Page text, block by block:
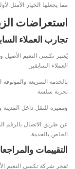
مما يجعلها الخيار الأمثل
استعراضات
تجارب العملاء
يُعتبر تكسى النعيم
العملاء السابقين
بالخدمة السريعة
تجربة سلسة
ومميزة للنقل داخل المدينة
عن طريق الاتصال بالرقم
الخاص بالخدمة.
التقييمات
تَفخر شركة تكسى النعيم